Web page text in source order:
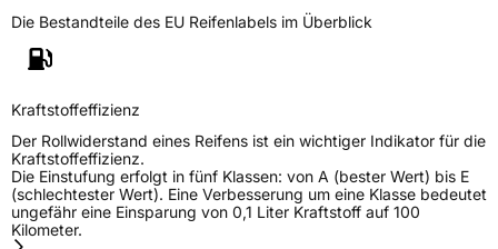
Generelle Merkmale
Fahrzeugtyp
VerwendungSommerreifen
ModellnameX Wonder TH1
FahrzeugartPKW & SUV
Weitere Eigenschaften
Die Bestandteile des EU Reifenlabels im Überblick
Kraftstoffeffizienz
Der Rollwiderstand eines Reifens ist ein wichtiger Indikator für die
Kraftstoffeffizienz.
Die Einstufung erfolgt in fünf Klassen: von A (bester Wert) bis E
(schlechtester Wert). Eine Verbesserung um eine Klasse bedeutet
ungefähr eine Einsparung von 0,1 Liter Kraftstoff auf 100
Kilometer.